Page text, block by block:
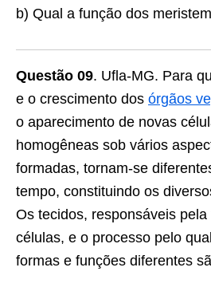
b) Qual a função dos
Questão 09. Ufla-MG. Para
e o crescimento dos órgãos
o aparecimento de novas
homogêneas sob vários
formadas, tornam-se
tempo, constituindo os
Os tecidos, responsáveis
células, e o processo pelo
formas e funções diferentes